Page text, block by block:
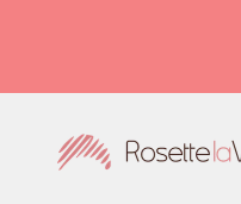
Rosette la Vedette